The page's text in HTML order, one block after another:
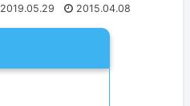
2019.05.29
2015.04.08